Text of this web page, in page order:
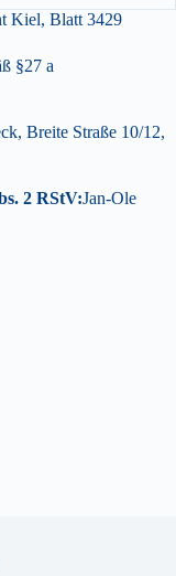
Kiel, Blatt 3429
§27 a
, Breite Straße 10/12,
2 RStV:Jan-Ole